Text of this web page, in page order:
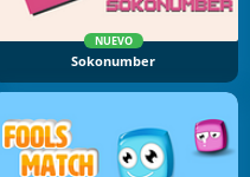
NUEVO
Sokonumber